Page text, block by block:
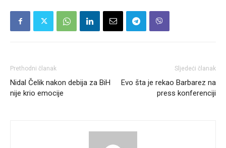
Prethodni članak
Nidal Čelik nakon debija za BiH
nije krio emocije
Sljedeći članak
Evo šta je rekao Barbarez na
press konferenciji